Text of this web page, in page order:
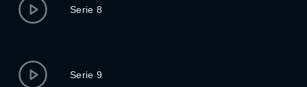
Serie 8
Serie 9